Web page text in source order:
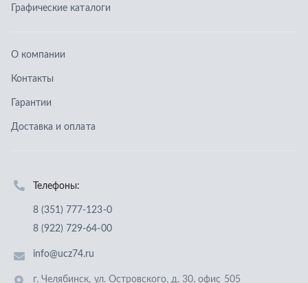
Отправить заявку
Политика конфиденциальности